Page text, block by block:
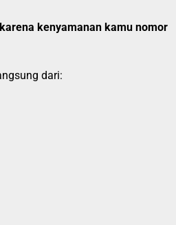
kenyamanan kamu nomor
dari: